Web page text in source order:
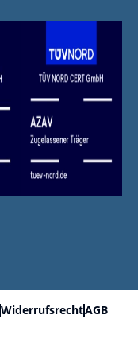
WiderrufsrechtAGB